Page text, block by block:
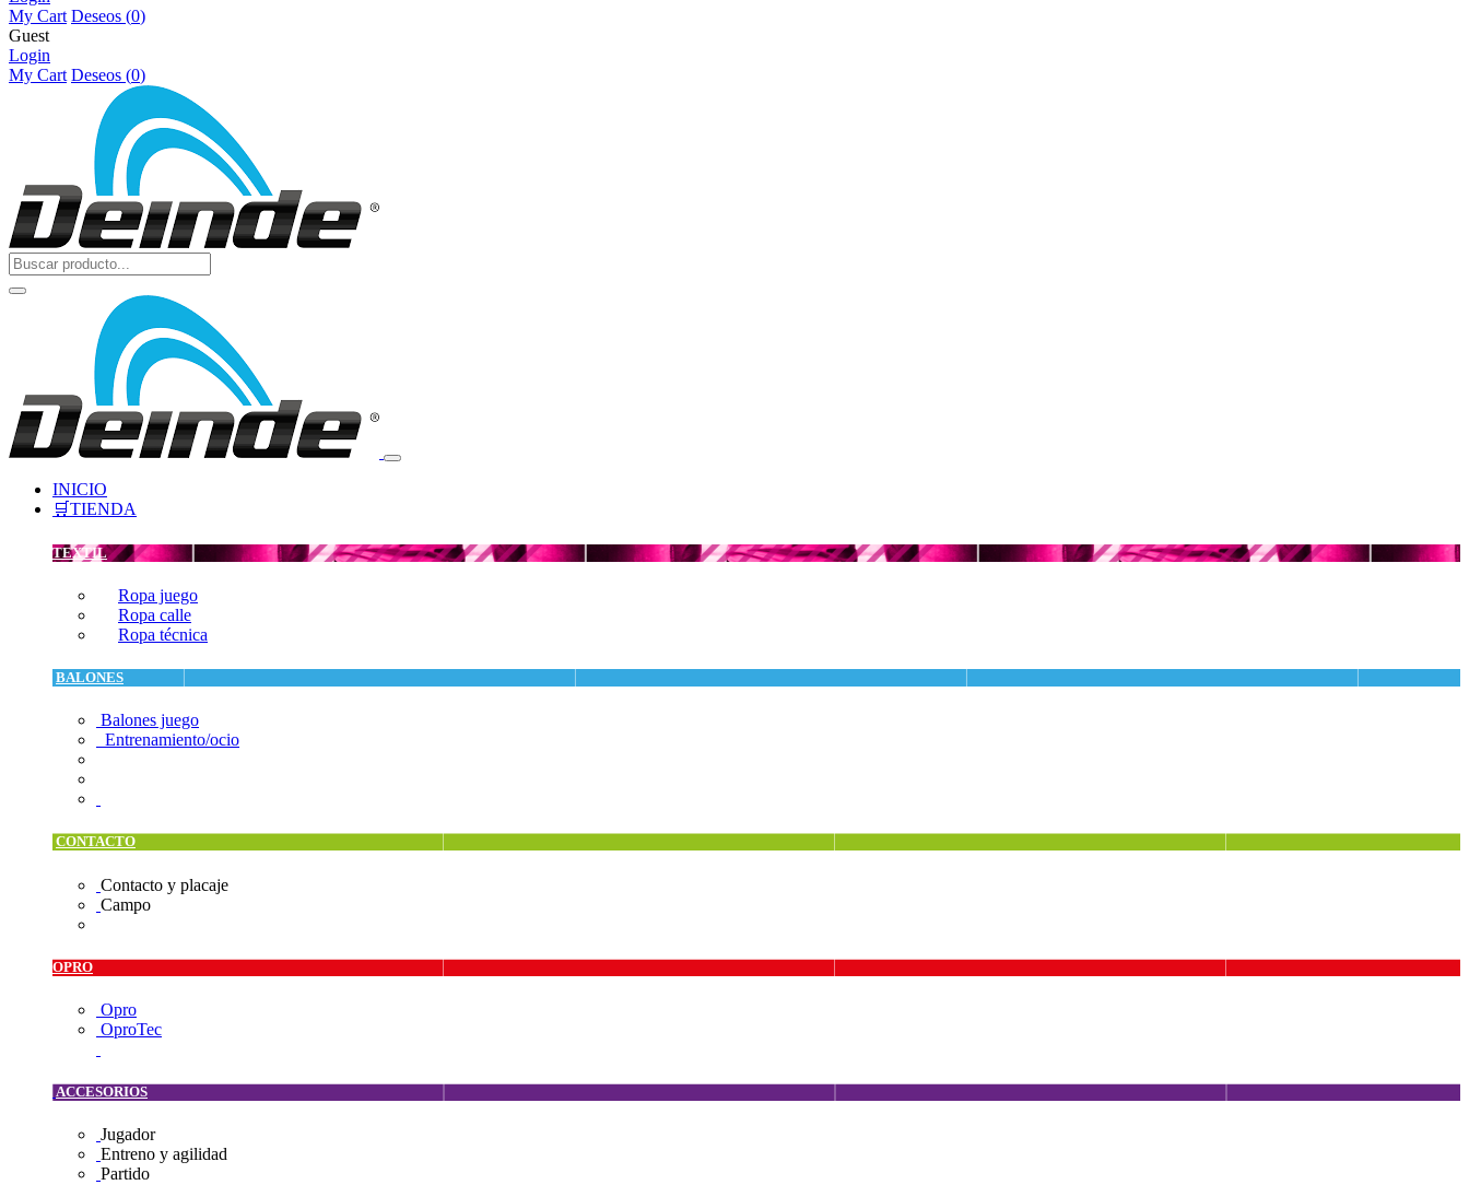
My Cart Deseos (0)
Guest
Login
My Cart Deseos (0)
INICIO
🛒TIENDA
TEXTIL
Ropa juego
Ropa calle
Ropa técnica
BALONES
Balones juego
Entrenamiento/ocio
CONTACTO
Contacto y placaje
Campo
OPRO
Opro
OproTec
ACCESORIOS
Jugador
Entreno y agilidad
Partido